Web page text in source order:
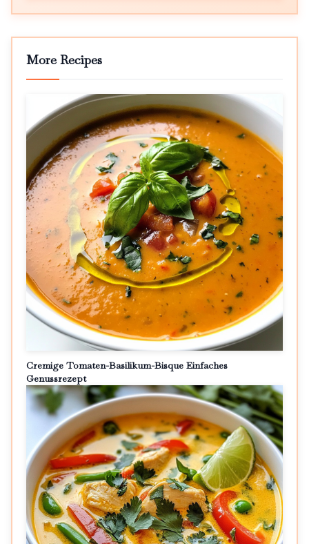
More Recipes
Cremige Tomaten-Basilikum-Bisque Einfaches
Genussrezept